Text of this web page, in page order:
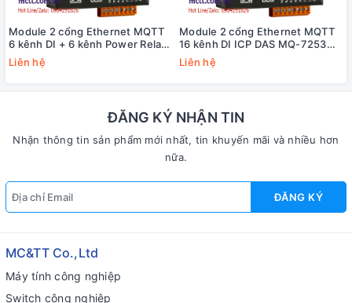
Module 2 cổng Ethernet MQTT
6 kênh DI + 6 kênh Power Relay
ICP DAS MQ-7260AM CR
Liên hệ
Module 2 cổng Ethernet MQTT
16 kênh DI ICP DAS MQ-7253M
CR
Liên hệ
ĐĂNG KÝ NHẬN TIN
Nhận thông tin sản phẩm mới nhất, tin khuyến mãi và nhiều hơn
nữa.
ĐĂNG KÝ
MC&TT Co.,Ltd
Máy tính công nghiệp
Switch công nghiệp